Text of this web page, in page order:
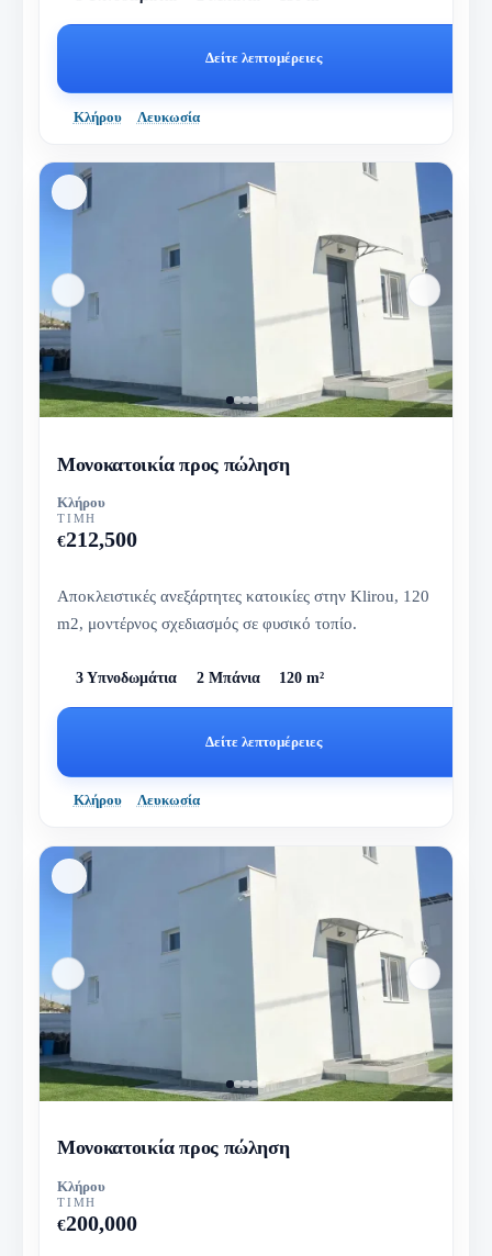
Δείτε λεπτομέρειες
Κλήρου Λευκωσία
Μονοκατοικία προς πώληση
Κλήρου
ΤΙΜΉ
€212,500
Αποκλειστικές ανεξάρτητες κατοικίες στην Klirou, 120
m2, μοντέρνος σχεδιασμός σε φυσικό τοπίο.
3 Υπνοδωμάτια 2 Μπάνια 120 m²
Δείτε λεπτομέρειες
Κλήρου Λευκωσία
Μονοκατοικία προς πώληση
Κλήρου
ΤΙΜΉ
€200,000